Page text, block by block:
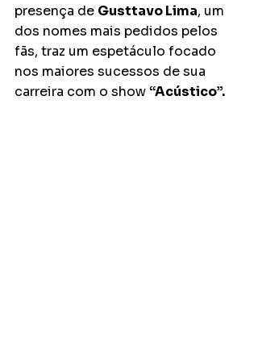
presença de Gusttavo Lima, um
dos nomes mais pedidos pelos
fãs, traz um espetáculo focado
nos maiores sucessos de sua
carreira com o show “Acústico”.